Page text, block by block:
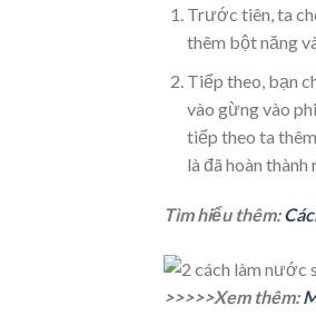
Trước tiên, ta
thêm bột năng
Tiếp theo, bạn
vào gừng vào
tiếp theo ta
là đã hoàn thành
Tìm hiểu thêm:
>>>>>Xem thêm: